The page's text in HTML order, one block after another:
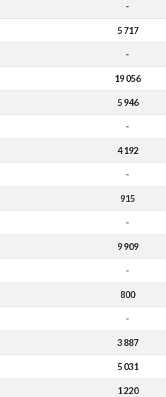
-
5 717
-
19 056
5 946
-
4 192
-
915
-
9 909
-
800
-
3 887
5 031
1 220